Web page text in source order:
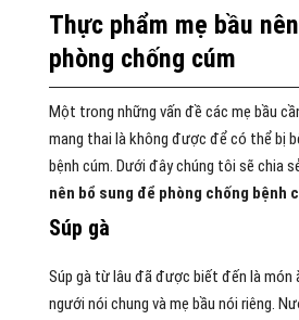
Thực phẩm mẹ bầu
phòng chống cúm
Một trong những vấn đề các mẹ bầu
mang thai là không được để có thể bị
bệnh cúm. Dưới đây chúng tôi sẽ chia
nên bổ sung để phòng chống bệnh
Súp gà
Súp gà từ lâu đã được biết đến là món
ngưới nói chung và mẹ bầu nói riêng.